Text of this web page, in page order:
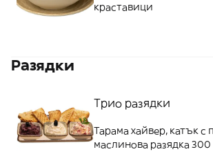
краставици
Разядки
Трио разядки
Тарама хайвер, катък с
маслинова разядка 300